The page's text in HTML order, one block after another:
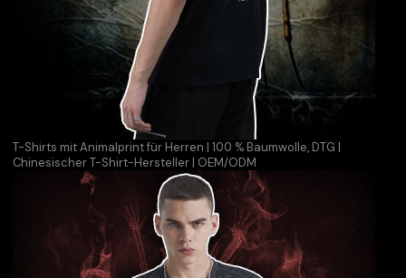
T-Shirts mit Animalprint für Herren | 100 % Baumwolle, DTG |
Chinesischer T-Shirt-Hersteller | OEM/ODM